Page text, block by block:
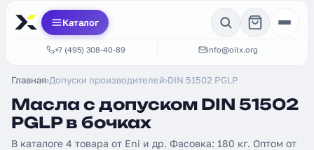
Каталог
+7 (495) 308-40-89 info@oilx.org
Главная›Допуски производителей›DIN 51502 PGLP
Масла с допуском DIN 51502
PGLP в бочках
В каталоге 4 товара от Eni и др. Фасовка: 180 кг. Оптом от